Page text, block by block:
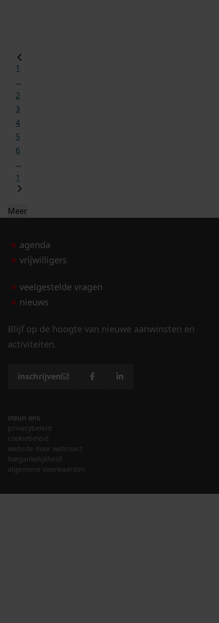
1
...
2
3
4
5
6
...
1
Meer
agenda
vrijwilligers
veelgestelde vragen
nieuws
Blijf op de hoogte van nieuwe aanwinsten en
activiteiten.
inschrijven
steun ons
privacybeleid
cookiebeleid
website door webreact
toegankelijkheid
algemene voorwaarden